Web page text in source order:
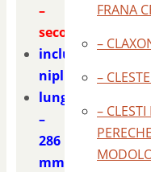
–
second
include
niplu
lungime
–
286
mm.
FRANA
–
–
–